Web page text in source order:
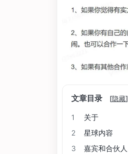
文章目录 [隐藏]
1
关于
2
星球内容
3
嘉宾和合伙人